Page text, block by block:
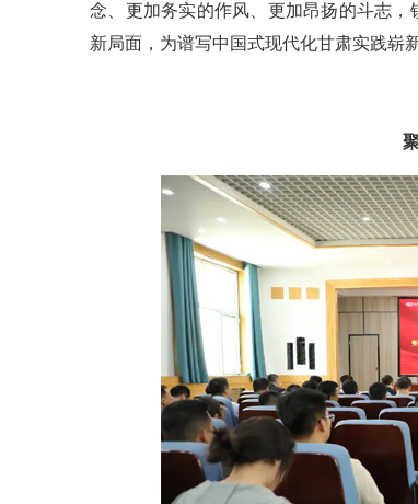
念、更加务实的作风、更加昂扬的斗志
新局面，为谱写中国式现代化甘肃实践崭